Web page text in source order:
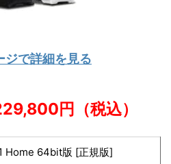
ジで詳細を見る
円（税込）
Home 64bit版 [正規版]